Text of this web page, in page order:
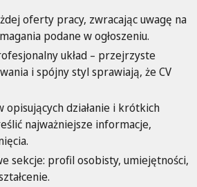
oferty pracy, zwracając uwagę na
podane w ogłoszeniu.
układ – przejrzyste
i spójny styl sprawiają, że CV
opisujących działanie i krótkich
najważniejsze informacje,
sekcje: profil osobisty, umiejętności,